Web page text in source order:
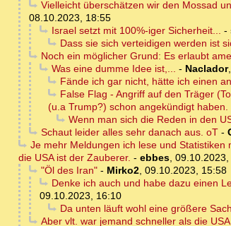
Vielleicht überschätzen wir den Mossad
08.10.2023, 18:55
Israel setzt mit 100%-iger Sicherheit... -
Dass sie sich verteidigen werden ist
Noch ein möglicher Grund: Es erlaubt
Was eine dumme Idee ist,... - Naclador,
Fände ich gar nicht, hätte ich einen
False Flag - Angriff auf den Träger
(u.a Trump?) schon angekündigt haben.
Wenn man sich die Reden in den
Schaut leider alles sehr danach aus. oT-
Je mehr Meldungen ich lese und
die USA ist der Zauberer. - ebbes,
"Öl des Iran"- Mirko2, 09.10.2023, 15:58
Denke ich auch und habe dazu einen
09.10.2023, 16:10
Da unten läuft wohl eine größere
Aber vlt. war jemand schneller als die USA